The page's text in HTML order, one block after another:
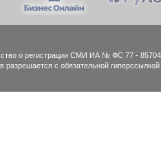
о регистрации СМИ ИА № ФС 77 - 85704
разрешается с обязательной гиперссылкой